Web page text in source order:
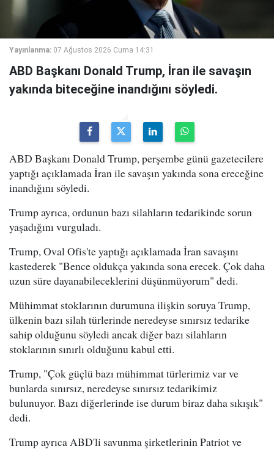
Yayınlanma: 07 Ağustos 2026 Cuma 14:31
ABD Başkanı Donald Trump, İran ile savaşın
yakında biteceğine inandığını söyledi.
ABD Başkanı Donald Trump, perşembe günü gazetecilere
yaptığı açıklamada İran ile savaşın yakında sona ereceğine
inandığını söyledi.
Trump ayrıca, ordunun bazı silahların tedarikinde sorun
yaşadığını vurguladı.
Trump, Oval Ofis'te yaptığı açıklamada İran savaşını
kastederek "Bence oldukça yakında sona erecek. Çok daha
uzun süre dayanabileceklerini düşünmüyorum" dedi.
Mühimmat stoklarının durumuna ilişkin soruya Trump,
ülkenin bazı silah türlerinde neredeyse sınırsız tedarike
sahip olduğunu söyledi ancak diğer bazı silahların
stoklarının sınırlı olduğunu kabul etti.
Trump, "Çok güçlü bazı mühimmat türlerimiz var ve
bunlarda sınırsız, neredeyse sınırsız tedarikimiz
bulunuyor. Bazı diğerlerinde ise durum biraz daha sıkışık"
dedi.
Trump ayrıca ABD'li savunma şirketlerinin Patriot ve